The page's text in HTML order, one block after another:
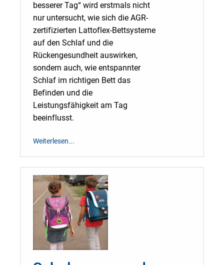
besserer Tag“ wird erstmals nicht
nur untersucht, wie sich die AGR-
zertifizierten Lattoflex-Bettsysteme
auf den Schlaf und die
Rückengesundheit auswirken,
sondern auch, wie entspannter
Schlaf im richtigen Bett das
Befinden und die
Leistungsfähigkeit am Tag
beeinflusst.
Weiterlesen...